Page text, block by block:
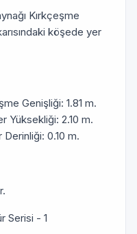
Kırkçeşme
köşede yer
Genişliği: 1.81 m.
Yüksekliği: 2.10 m.
0.10 m.
Serisi - 1